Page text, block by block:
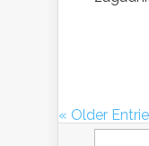
« Older
Szukaj: